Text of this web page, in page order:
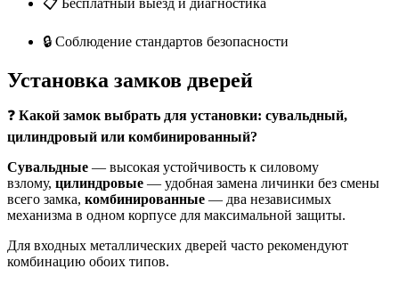
🔒 Соблюдение стандартов безопасности
Установка замков дверей
❓ Какой замок выбрать для установки: сувальдный,
цилиндровый или комбинированный?
Сувальдные — высокая устойчивость к силовому
взлому, цилиндровые — удобная замена личинки без смены
всего замка, комбинированные — два независимых
механизма в одном корпусе для максимальной защиты.
Для входных металлических дверей часто рекомендуют
комбинацию обоих типов.